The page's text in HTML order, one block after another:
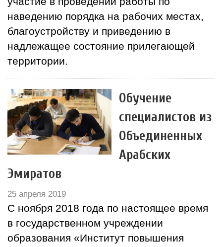
наведению порядка на рабочих местах,
благоустройству и приведению в
надлежащее состояние прилегающей
территории.
Обучение
специалистов из
Объединенных
Арабских
Эмиратов
25 апреля 2019
С ноября 2018 года по настоящее время
в государственном учреждении
образования «Институт повышения